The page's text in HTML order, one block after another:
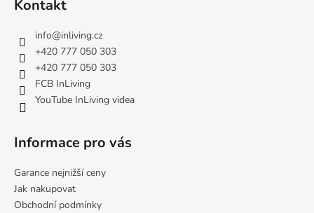
Kontakt
info@inliving.cz
+420 777 050 303
+420 777 050 303
FCB InLiving
YouTube InLiving videa
Informace pro vás
Garance nejnižší ceny
Jak nakupovat
Obchodní podmínky